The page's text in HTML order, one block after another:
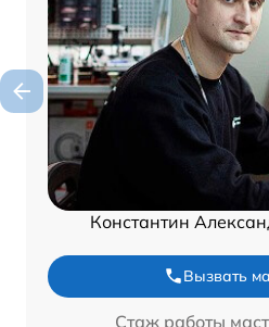
Константин
Вызвать
Стаж работы